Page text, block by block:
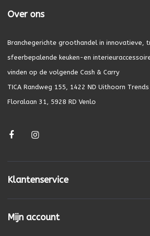
Over ons
Branchegerichte groothandel in innovatieve,
sfeerbepalende keuken-en
vinden op de volgende Cash & Carry
TICA Randweg 155, 1422 ND Uithoorn
Floralaan 31, 5928 RD Venlo
Klantenservice
Mijn account